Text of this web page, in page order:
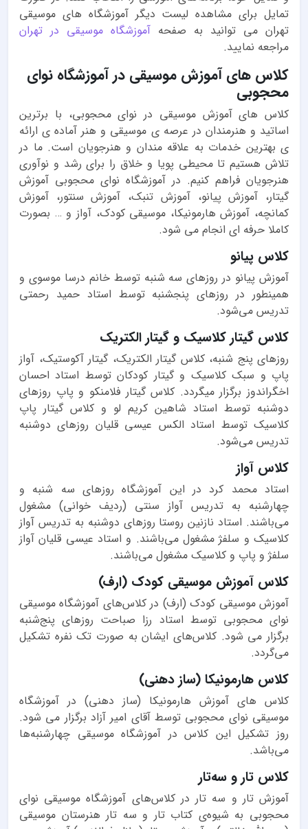
تمایل برای مشاهده لیست دیگر آموزشگاه های موسیقی
تهران می توانید به صفحه آموزشگاه موسیقی در تهران
مراجعه نمایید.
کلاس های آموزش موسیقی در آموزشگاه نوای
محجوبی
کلاس های آموزش موسیقی در نوای محجوبی، با برترین
اساتید و هنرمندان در عرصه ی موسیقی و هنر آماده ی ارائه
ی بهترین خدمات به علاقه مندان و هنرجویان است. ما در
تلاش هستیم تا محیطی پویا و خلاق را برای رشد و نوآوری
هنرجویان فراهم کنیم. در آموزشگاه نوای محجوبی آموزش
گیتار، آموزش پیانو، آموزش تنبک، آموزش سنتور، آموزش
کمانچه، آموزش هارمونیکا، موسیقی کودک، آواز و … بصورت
کاملا حرفه ای انجام می شود.
کلاس پیانو
آموزش پیانو در روزهای سه شنبه توسط خانم درسا موسوی و
همینطور در روز‌های پنجشنبه توسط استاد حمید رحمتی
تدریس می‌شود.
کلاس گیتار کلاسیک و گیتار الکتریک
روزهای پنج شنبه، کلاس گیتار الکتریک، گیتار آکوستیک، آواز
پاپ و سبک کلاسیک و گیتار کودکان توسط استاد احسان
اخگراندوز برگزار میگردد. کلاس گیتار فلامنکو و پاپ روزهای
دوشنبه توسط استاد شاهین کریم لو و کلاس‌ گیتار پاپ
کلاسیک توسط استاد الکس عیسی قلیان روزهای دوشنبه
تدریس می‌شود.
کلاس آواز
استاد محمد کرد در این آموزشگاه روزهای سه شنبه و
چهارشنبه به تدریس آواز سنتی (ردیف خوانی) مشغول
می‌باشند. استاد نازنین روستا روزهای دوشنبه به تدریس آواز
کلاسیک و سلفژ مشغول می‌باشند. و استاد عیسی قلیان آواز
سلفژ و پاپ و کلاسیک مشغول می‌باشند.
کلاس آموزش موسیقی کودک (ارف)
آموزش موسیقی کودک (ارف) در کلاس‌های آموزشگاه موسیقی
نوای محجوبی توسط استاد رزا صباحت روزهای پنج‌شنبه
برگزار می شود. کلاس‌های ایشان به صورت تک نفره تشکیل
می‌گردد.
کلاس هارمونیکا (ساز دهنی)
کلاس های آموزش هارمونیکا (ساز دهنی) در آموزشگاه
موسیقی نوای محجوبی توسط آقای امیر آزاد برگزار می شود.
روز تشکیل این کلاس در آموزشگاه موسیقی چهارشنبه‌ها
می‌باشد.
کلاس تار و سه‌تار
آموزش تار و سه تار در کلاس‌های آموزشگاه موسیقی نوای
محجوبی به شیوه‌ی کتاب تار و سه تار هنرستان موسیقی